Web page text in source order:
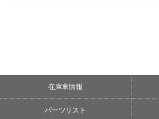
在庫車情報
パーツリスト